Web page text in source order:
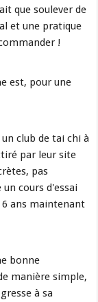
que soulever de
et une pratique
!
est, pour une
club de tai chi à
par leur site
pas
un cours d'essai
6 ans maintenant
bonne
manière simple,
à sa